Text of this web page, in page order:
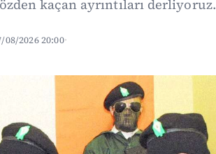
kaçan ayrıntıları derliyoruz.
08/2026 20:00·